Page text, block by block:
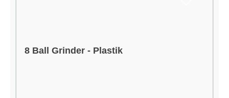
8 Ball Grinder - Plastik